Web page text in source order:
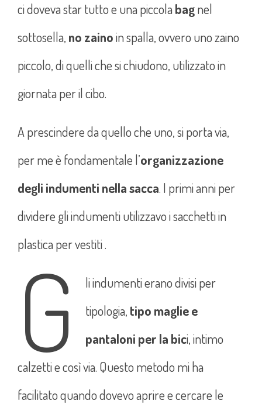
ci doveva star tutto e una piccolabagnel
sottosella, no zainoin spalla, ovvero uno zaino
piccolo, di quelli che si chiudono, utilizzato in
giornata per il cibo.
A prescindere da quello che uno, si porta via,
per me è fondamentale l’organizzazione
degli indumenti nella sacca. I primi anni per
dividere gli indumenti utilizzavo i sacchetti in
plastica per vestiti .
G
li indumenti erano divisi per
tipologia, tipo maglie e
pantaloni per la bici, intimo
calzetti e così via. Questo metodo mi ha
facilitato quando dovevo aprire e cercare le